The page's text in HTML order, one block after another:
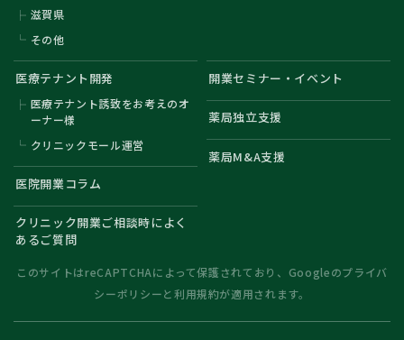
滋賀県
その他
医療テナント開発
医療テナント誘致をお考えのオ
ーナー様
クリニックモール運営
医院開業コラム
クリニック開業ご相談時によく
あるご質問
開業セミナー・イベント
薬局独立支援
薬局M&A支援
このサイトはreCAPTCHAによって保護されており、Googleのプライバ
シーポリシーと利用規約が適用されます。